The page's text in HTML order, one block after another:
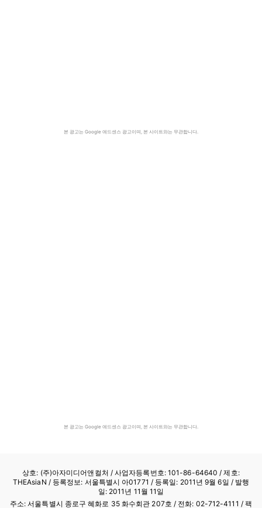
본 광고는 Google 애드센스 광고이며, 본 사이트와는 무관합니다.
본 광고는 Google 애드센스 광고이며, 본 사이트와는 무관합니다.
상호: (주)아자미디어앤컬처 /사업자등록번호: 101-86-64640 / 제호:
THEAsiaN / 등록정보: 서울특별시 아01771 / 등록일: 2011년 9월 6일 / 발행
일: 2011년 11월 11일
주소: 서울특별시 종로구 혜화로 35 화수회관 207호 / 전화: 02-712-4111 / 팩